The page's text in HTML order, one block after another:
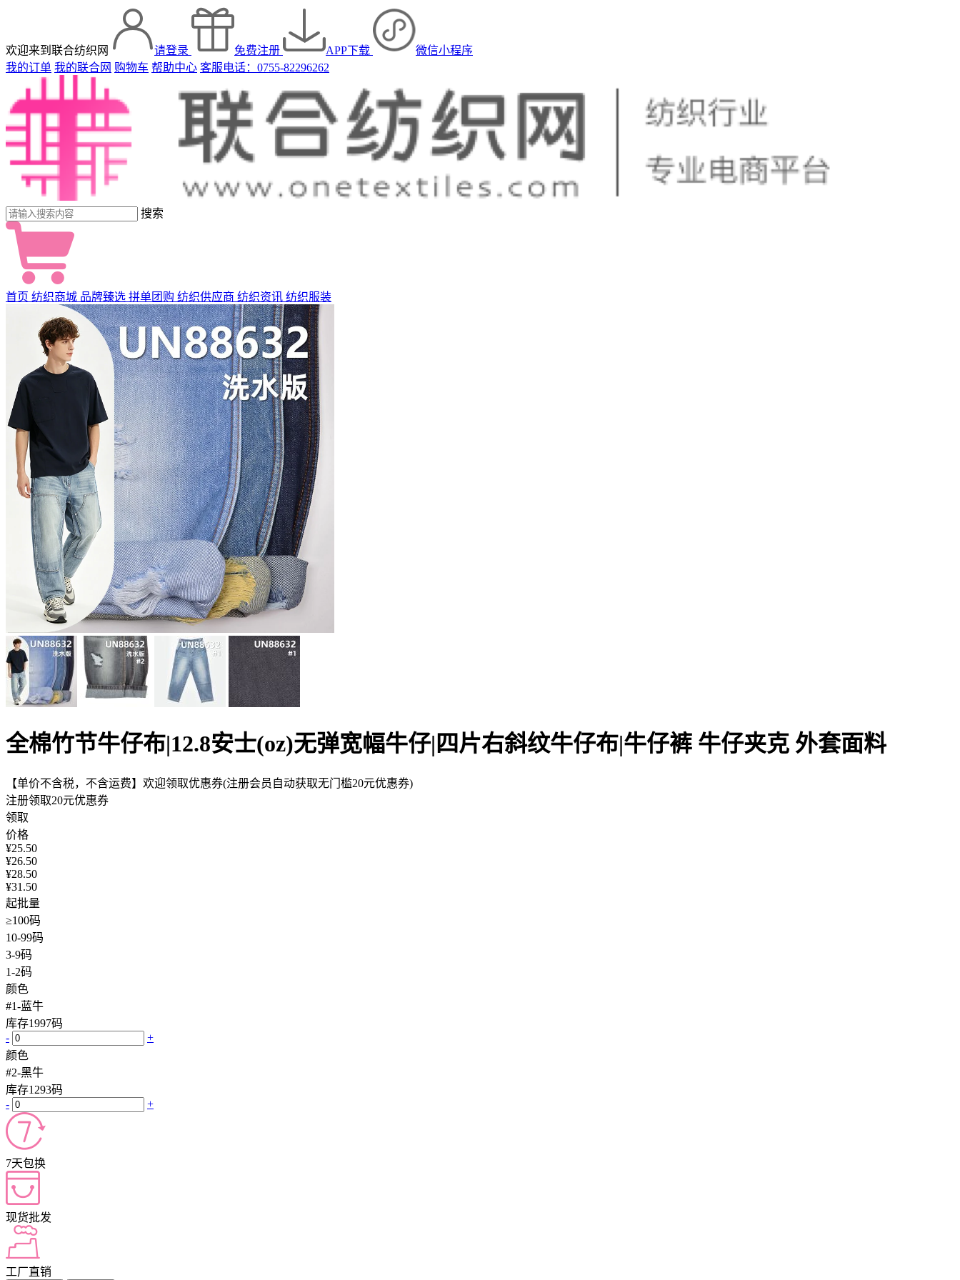
欢迎来到联合纺织网 请登录 免费注册 APP下载
微信小程序
我的订单 我的联合网 购物车 帮助中心 客服电话：0755-82296262
搜索
首页 纺织商城 品牌臻选 拼单团购 纺织供应商 纺织资讯 纺织服装
全棉竹节牛仔布|12.8安士(oz)无弹宽幅牛仔|四片右斜纹牛仔布|牛仔裤 牛仔夹克 外套面料
【单价不含税，不含运费】欢迎领取优惠券(注册会员自动获取无门槛20元优惠券)
注册领取20元优惠券
领取
价格
¥25.50
¥26.50
¥28.50
¥31.50
起批量
≥100码
10-99码
3-9码
1-2码
颜色
#1-蓝牛
库存1997码
-
+
颜色
#2-黑牛
库存1293码
-
+
7天包换
现货批发
工厂直销